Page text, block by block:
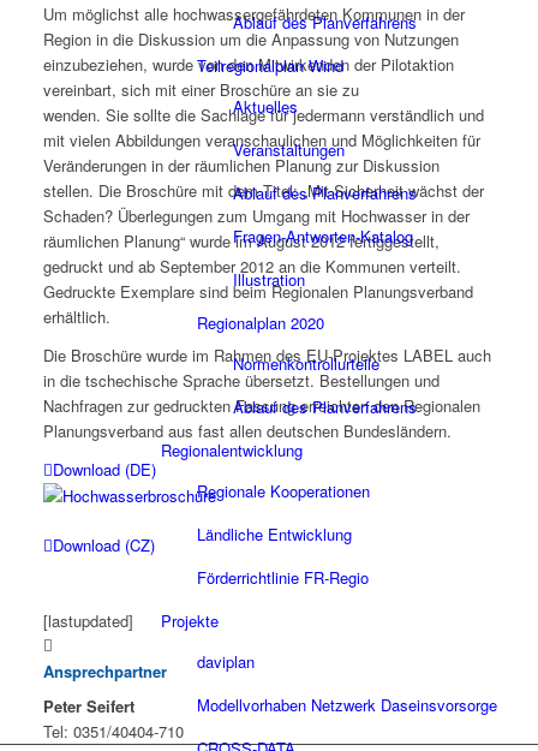
Ablauf des Planverfahrens
Teilregionalplan Wind
Aktuelles
Veranstaltungen
Ablauf des Planverfahrens
Fragen-Antworten-Katalog
Illustration
Regionalplan 2020
Normenkontrollurteile
Ablauf des Planverfahrens
Regionalentwicklung
Regionale Kooperationen
Ländliche Entwicklung
Förderrichtlinie FR-Regio
Projekte
daviplan
Modellvorhaben Netzwerk Daseinsvorsorge
Um möglichst alle hochwassergefährdeten Kommunen in der
Region in die Diskussion um die Anpassung von Nutzungen
einzubeziehen, wurde von den Mitwirkenden der Pilotaktion
vereinbart, sich mit einer Broschüre an sie zu
wenden. Sie sollte die Sachlage für jedermann verständlich und
mit vielen Abbildungen veranschaulichen und Möglichkeiten für
Veränderungen in der räumlichen Planung zur Diskussion
stellen. Die Broschüre mit dem Titel: „Mit Sicherheit wächst der
Schaden? Überlegungen zum Umgang mit Hochwasser in der
räumlichen Planung“ wurde im August 2012 fertiggestellt,
gedruckt und ab September 2012 an die Kommunen verteilt.
Gedruckte Exemplare sind beim Regionalen Planungsverband
erhältlich.
Die Broschüre wurde im Rahmen des EU-Projektes LABEL auch
in die tschechische Sprache übersetzt. Bestellungen und
Nachfragen zur gedruckten Fassung erreichten den Regionalen
Planungsverband aus fast allen deutschen Bundesländern.
Download (DE)
Download (CZ)
[lastupdated]
Ansprechpartner
Peter Seifert
Tel: 0351/40404-710